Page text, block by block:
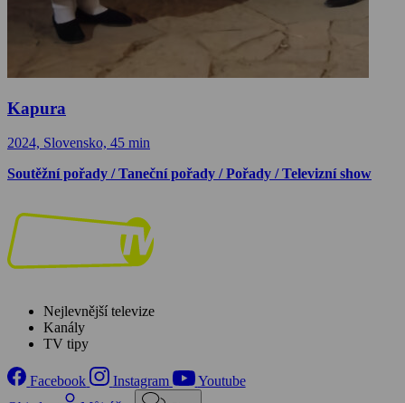
Kapura
2024, Slovensko, 45 min
Soutěžní pořady / Taneční pořady / Pořady / Televizní show
Nejlevnější televize
Kanály
TV tipy
Facebook Instagram
Youtube